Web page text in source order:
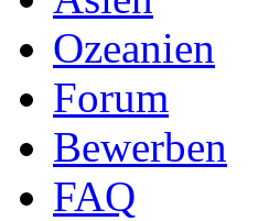
Ozeanien
Forum
Bewerben
FAQ